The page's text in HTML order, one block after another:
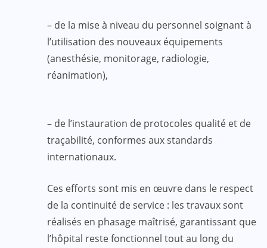
– de la mise à niveau du personnel soignant à
l’utilisation des nouveaux équipements
(anesthésie, monitorage, radiologie,
réanimation),
– de l’instauration de protocoles qualité et de
traçabilité, conformes aux standards
internationaux.
Ces efforts sont mis en œuvre dans le respect
de la continuité de service : les travaux sont
réalisés en phasage maîtrisé, garantissant que
l’hôpital reste fonctionnel tout au long du